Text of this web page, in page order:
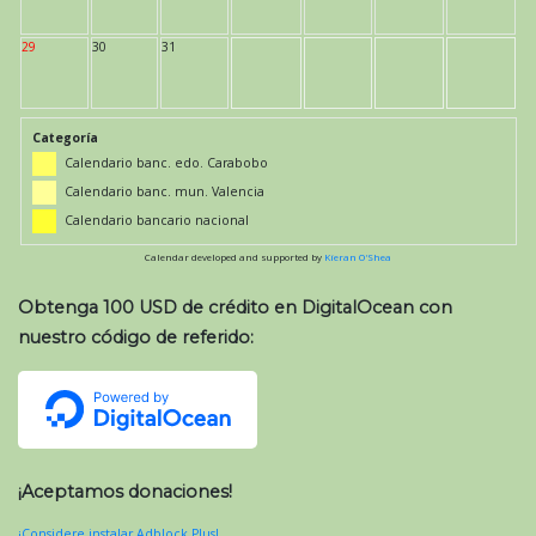
29 30 31
Categoría
Calendario banc. edo. Carabobo
Calendario banc. mun. Valencia
Calendario bancario nacional
Calendar developed and supported by Kieran O'Shea
Obtenga 100 USD de crédito en DigitalOcean con
nuestro código de referido:
¡Aceptamos donaciones!